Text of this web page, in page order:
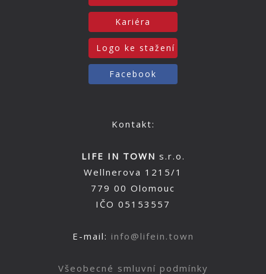
Kariéra
Logo ke stažení
Facebook
Kontakt:
LIFE IN TOWN s.r.o.
Wellnerova 1215/1
779 00 Olomouc
IČO 05153557
E-mail: info@lifein.town
Všeobecné smluvní podmínky